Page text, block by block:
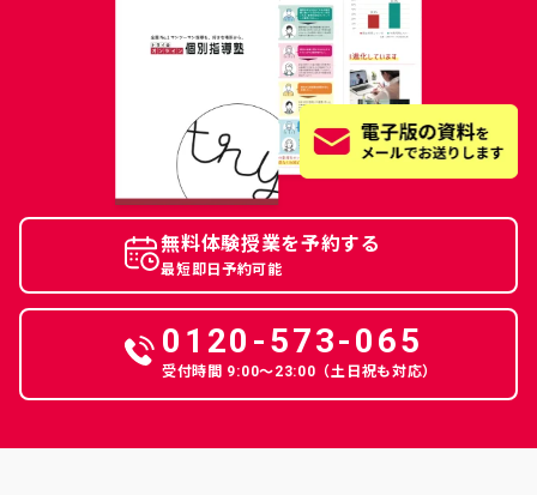
無料体験授業を予約する
最短即日予約可能
0120-573-065
受付時間 9:00〜23:00（土日祝も対応）